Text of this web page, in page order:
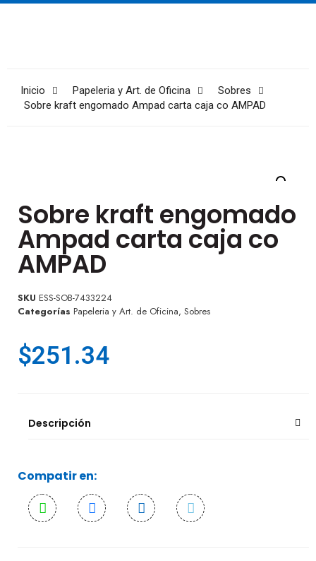
Inicio Papeleria y Art. de Oficina
Sobres
Sobre kraft engomado Ampad carta caja co AMPAD
Sobre kraft engomado
Ampad carta caja co
AMPAD
SKU ESS-SOB-7433224
Categorías Papeleria y Art. de Oficina, Sobres
$251.34
Descripción
Compatir en: